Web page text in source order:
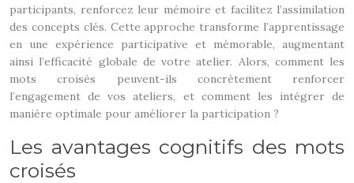
participants, renforcez leur mémoire et facilitez l’assimilation
des concepts clés. Cette approche transforme l’apprentissage
en une expérience participative et mémorable, augmentant
ainsi l’efficacité globale de votre atelier. Alors, comment les
mots croisés peuvent-ils concrètement renforcer
l’engagement de vos ateliers, et comment les intégrer de
manière optimale pour améliorer la participation ?
Les avantages cognitifs des mots
croisés